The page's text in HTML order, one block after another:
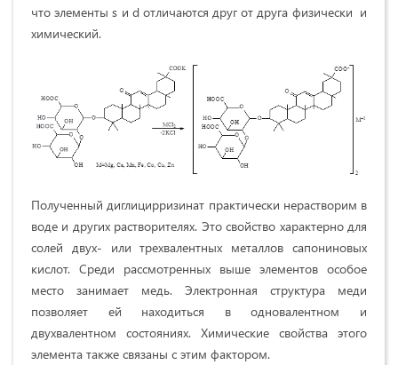
что элементы s и d отличаются друг от друга физически и
химический.
Полученный диглицирризинат практически нерастворим в
воде и других растворителях. Это свойство характерно для
солей двух- или трехвалентных металлов сапониновых
кислот. Среди рассмотренных выше элементов особое
место занимает медь. Электронная структура меди
позволяет ей находиться в одновалентном и
двухвалентном состояниях. Химические свойства этого
элемента также связаны с этим фактором.